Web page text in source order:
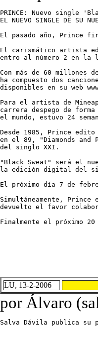
PRINCE: Nuevo single
EL NUEVO SINGLE DE SU
El pasado año, Prince
El carismático artista
entro al número 2 en la
Con más de 60 millones
ha compuesto dos
disponibles en su web
Para el artista de
carrera despego de
el mundo, estuvo 24
Desde 1985, Prince
en el 89, "Diamonds
del singlo XXI.
"Black Sweat" será el
la edición digital del
El próximo día 7 de
Simultáneamente,
devuelto el favor
Finalmente el próximo
LU, 13-2-2006
por Álvaro
Salva Dávila publica su